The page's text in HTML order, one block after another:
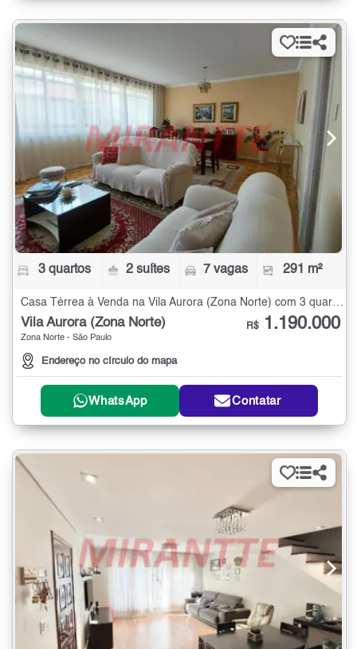
3 quartos 2 suítes 7 vagas 291 m²
Casa Térrea à Venda na Vila Aurora (Zona Norte) com 3 quartos - 291 m²
Vila Aurora (Zona Norte)
Zona Norte - São Paulo
Endereço no círculo do mapa
R$ 1.190.000
WhatsApp Contatar